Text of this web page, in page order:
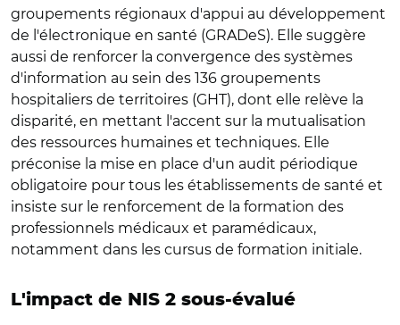
groupements régionaux d'appui au développement
de l'électronique en santé (GRADeS). Elle suggère
aussi de renforcer la convergence des systèmes
d'information au sein des 136 groupements
hospitaliers de territoires (GHT), dont elle relève la
disparité, en mettant l'accent sur la mutualisation
des ressources humaines et techniques. Elle
préconise la mise en place d'un audit périodique
obligatoire pour tous les établissements de santé et
insiste sur le renforcement de la formation des
professionnels médicaux et paramédicaux,
notamment dans les cursus de formation initiale.
L'impact de NIS 2 sous-évalué